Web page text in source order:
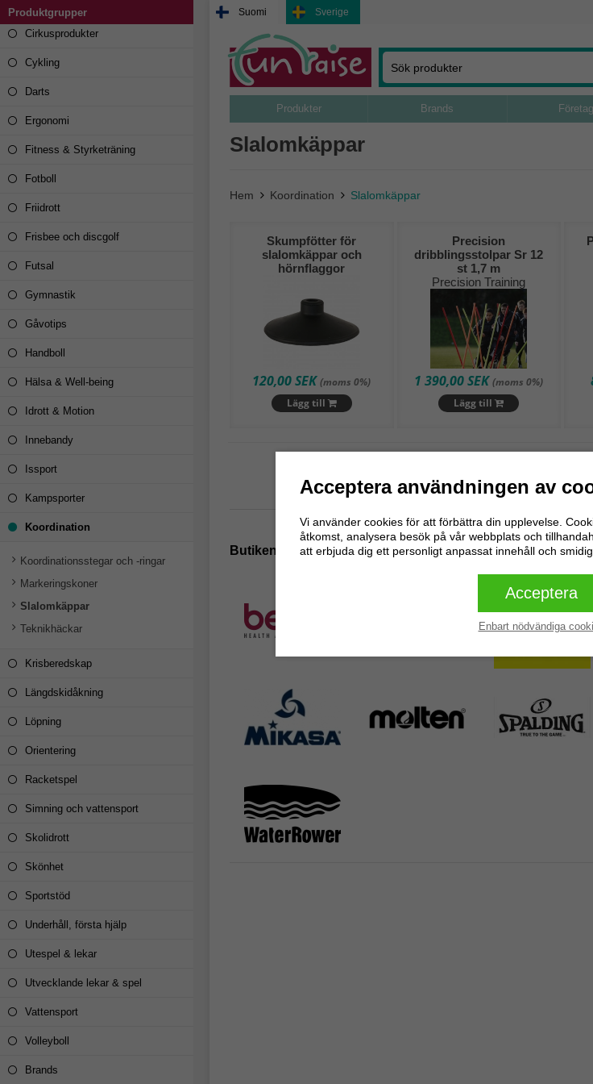
Acceptera användningen av
Vi använder cookies för att förbättra din upplevelse.
åtkomst, analysera besök på vår webbplats och
att erbjuda dig ett personligt anpassat innehåll och
Acceptera
Enbart nödvändiga
Suomi Sverige
Produkter Brands Företag
Slalomkäppar
Hem Koordination Slalomkäppar
Skumpfötter för
slalomkäppar och
hörnflaggor
120,00 SEK(moms 0%)
Lägg till
Precision
dribblingsstolpar Sr 12
st 1,7 m
Precision Training
1 390,00 SEK(moms 0%)
Lägg till
Butikens populäraste varumärken
Produktgrupper
Cirkusprodukter
Cykling
Darts
Ergonomi
Fitness & Styrketräning
Fotboll
Friidrott
Frisbee och discgolf
Futsal
Gymnastik
Gåvotips
Handboll
Hälsa & Well-being
Idrott & Motion
Innebandy
Issport
Kampsporter
Koordination
Koordinationsstegar och -ringar
Markeringskoner
Slalomkäppar
Teknikhäckar
Krisberedskap
Längdskidåkning
Löpning
Orientering
Racketspel
Simning och vattensport
Skolidrott
Skönhet
Sportstöd
Underhåll, första hjälp
Utespel & lekar
Utvecklande lekar & spel
Vattensport
Volleyboll
Brands